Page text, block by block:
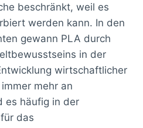
beschränkt, weil es
werden kann. In den
gewann PLA durch
in der
wirtschaftlicher
mehr an
es häufig in der
das